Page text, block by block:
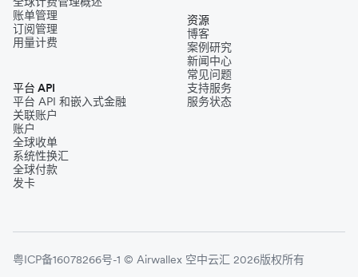
账单管理
订阅管理
用量计费
平台 API
平台 API 和嵌入式金融
关联账户
账户
全球收单
系统性换汇
全球付款
发卡
资源
博客
案例研究
新闻中心
常见问题
支持服务
服务状态
粤ICP备16078266号-1 © Airwallex 空中云汇 2026版权所有